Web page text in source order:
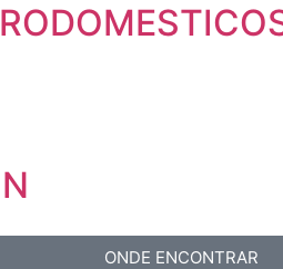
ONDE ENCONTRAR